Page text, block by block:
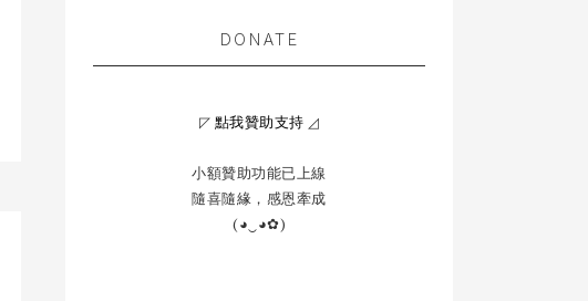
DONATE
◸ 點我贊助支持 ◿
小額贊助功能已上線
隨喜隨緣，感恩牽成
(◕‿◕✿)